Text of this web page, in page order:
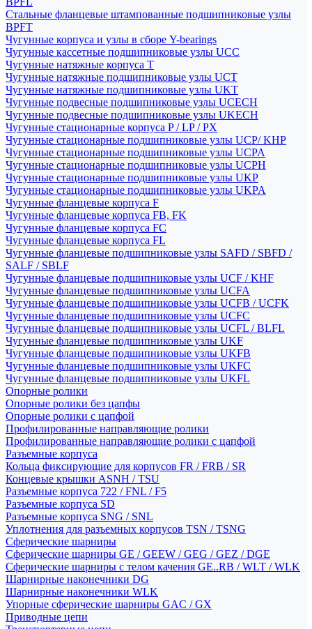
Стальные фланцевые штампованные подшипниковые узлы
BPFT
Чугунные корпуса и узлы в сборе Y-bearings
Чугунные кассетные подшипниковые узлы UCC
Чугунные натяжные корпуса T
Чугунные натяжные подшипниковые узлы UCT
Чугунные натяжные подшипниковые узлы UKT
Чугунные подвесные подшипниковые узлы UCECH
Чугунные подвесные подшипниковые узлы UKECH
Чугунные стационарные корпуса P / LP / PX
Чугунные стационарные подшипниковые узлы UCP/ KHP
Чугунные стационарные подшипниковые узлы UCPA
Чугунные стационарные подшипниковые узлы UCPH
Чугунные стационарные подшипниковые узлы UKP
Чугунные стационарные подшипниковые узлы UKPA
Чугунные фланцевые корпуса F
Чугунные фланцевые корпуса FB, FK
Чугунные фланцевые корпуса FC
Чугунные фланцевые корпуса FL
Чугунные фланцевые подшипниковые узлы SAFD / SBFD /
SALF / SBLF
Чугунные фланцевые подшипниковые узлы UCF / KHF
Чугунные фланцевые подшипниковые узлы UCFA
Чугунные фланцевые подшипниковые узлы UCFB / UCFK
Чугунные фланцевые подшипниковые узлы UCFC
Чугунные фланцевые подшипниковые узлы UCFL / BLFL
Чугунные фланцевые подшипниковые узлы UKF
Чугунные фланцевые подшипниковые узлы UKFB
Чугунные фланцевые подшипниковые узлы UKFC
Чугунные фланцевые подшипниковые узлы UKFL
Опорные ролики
Опорные ролики без цапфы
Опорные ролики с цапфой
Профилированные направляющие ролики
Профилированные направляющие ролики с цапфой
Разъемные корпуса
Кольца фиксирующие для корпусов FR / FRB / SR
Концевые крышки ASNH / TSU
Разъемные корпуса 722 / FNL / F5
Разъемные корпуса SD
Разъемные корпуса SNG / SNL
Уплотнения для разъемных корпусов TSN / TSNG
Сферические шарниры
Сферические шарниры GE / GEEW / GEG / GEZ / DGE
Сферические шарниры с телом качения GE..RB / WLT / WLK
Шарнирные наконечники DG
Шарнирные наконечники WLK
Упорные сферические шарниры GAC / GX
Приводные цепи